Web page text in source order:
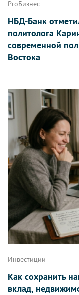
ProБизнес
НБД-Банк
политолога
современной
Востока
Инвестиции
Как сохранить
вклад,